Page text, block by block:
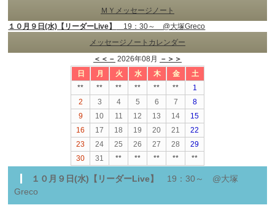
ＭＹメッセージノート
１０月９日(水)【リーダーLive】
19：30～ @大塚Greco
メッセージノートカレンダー
＜＜－ 2026年08月
－＞＞
日
月 火 水 木 金
土
**
** ** ** ** **
1
2
3 4 5 6 7
8
9
10 11 12 13 14
15
16
17 18 19 20 21
22
23
24 25 26 27 28
29
30
31 ** ** ** ** **
１０月９日(水)【リーダーLive】
19：30～ @大塚
Greco